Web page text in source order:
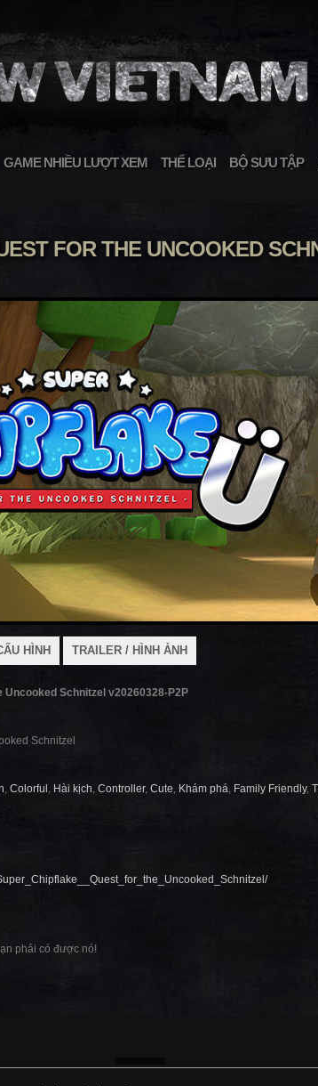
GAME NHIỀU LƯỢT XEM THỂ LOẠI BỘ SƯU TẬP
FOR THE UNCOOKED
HÌNH TRAILER / HÌNH ẢNH
Schnitzel v20260328-P2P
Schnitzel
, Colorful , Hài kịch, Controller, Cute, Khám phá, Family Friendly,
phải có được nó!